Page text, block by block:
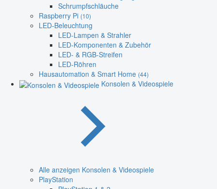
Schrumpfschläuche
Raspberry Pi (10)
LED-Beleuchtung
LED-Lampen & Strahler
LED-Komponenten & Zubehör
LED- & RGB-Streifen
LED-Röhren
Hausautomation & Smart Home (44)
Konsolen & Videospiele
Alle anzeigen Konsolen & Videospiele
PlayStation